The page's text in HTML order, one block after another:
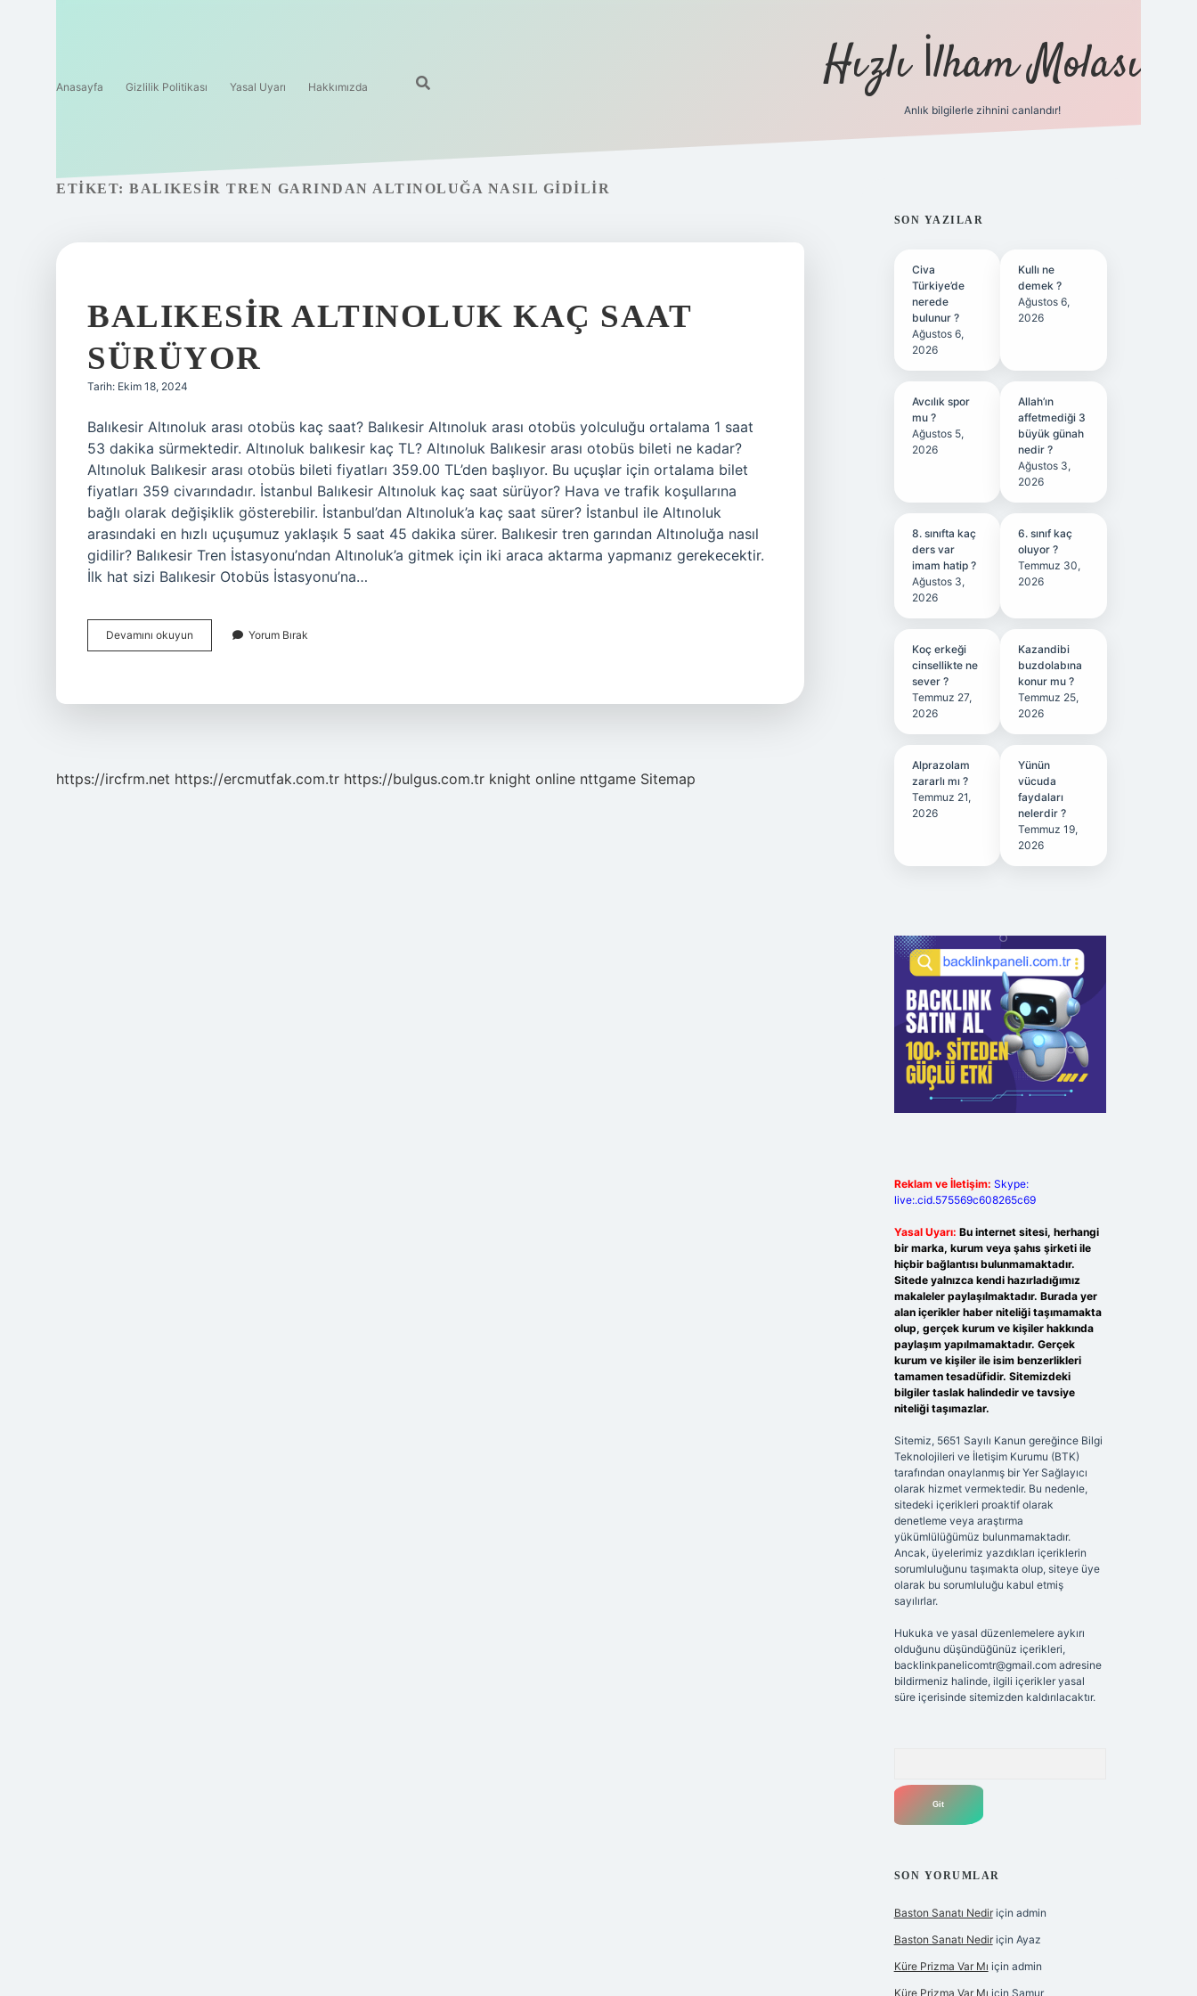
Anasayfa Gizlilik Politikası Yasal Uyarı Hakkımızda Hızlı İlham Molası
Anlık bilgilerle zihnini canlandır!
ETIKET: BALIKESIR TREN GARINDAN ALTINOLUĞA NASIL GIDILIR
BALIKESIR ALTINOLUK KAÇ SAAT
SÜRÜYOR
Tarih: Ekim 18, 2024
Balıkesir Altınoluk arası otobüs kaç saat? Balıkesir Altınoluk arası otobüs yolculuğu ortalama 1 saat
53 dakika sürmektedir. Altınoluk balıkesir kaç TL? Altınoluk Balıkesir arası otobüs bileti ne kadar?
Altınoluk Balıkesir arası otobüs bileti fiyatları 359.00 TL’den başlıyor. Bu uçuşlar için ortalama bilet
fiyatları 359 civarındadır. İstanbul Balıkesir Altınoluk kaç saat sürüyor? Hava ve trafik koşullarına
bağlı olarak değişiklik gösterebilir. İstanbul’dan Altınoluk’a kaç saat sürer? İstanbul ile Altınoluk
arasındaki en hızlı uçuşumuz yaklaşık 5 saat 45 dakika sürer. Balıkesir tren garından Altınoluğa nasıl
gidilir? Balıkesir Tren İstasyonu’ndan Altınoluk’a gitmek için iki araca aktarma yapmanız gerekecektir.
İlk hat sizi Balıkesir Otobüs İstasyonu’na…
Devamını okuyun Balıkesir
Altınoluk
Yorum Bırak
https://ircfrm.net https://ercmutfak.com.tr https://bulgus.com.tr knight online nttgame Sitemap
SIDEBAR
SON YAZILAR
Civa
Türkiye’de
nerede
bulunur ?
Ağustos 6,
2026
Kullı ne
demek ?
Ağustos 6,
2026
Avcılık spor
mu ?
Ağustos 5,
2026
Allah’ın
affetmediği 3
büyük günah
nedir ?
Ağustos 3,
2026
8. sınıfta kaç
ders var
imam hatip ?
Ağustos 3,
2026
6. sınıf kaç
oluyor ?
Temmuz 30,
2026
Koç erkeği
cinsellikte ne
sever ?
Temmuz 27,
2026
Kazandibi
buzdolabına
konur mu ?
Temmuz 25,
2026
Alprazolam
zararlı mı ?
Temmuz 21,
2026
Yünün
vücuda
faydaları
nelerdir ?
Temmuz 19,
2026
Reklam ve İletişim: Skype:
live:.cid.575569c608265c69
Yasal Uyarı: Bu internet sitesi, herhangi
bir marka, kurum veya şahıs şirketi ile
hiçbir bağlantısı bulunmamaktadır.
Sitede yalnızca kendi hazırladığımız
makaleler paylaşılmaktadır. Burada yer
alan içerikler haber niteliği taşımamakta
olup, gerçek kurum ve kişiler hakkında
paylaşım yapılmamaktadır. Gerçek
kurum ve kişiler ile isim benzerlikleri
tamamen tesadüfidir. Sitemizdeki
bilgiler taslak halindedir ve tavsiye
niteliği taşımazlar.
Sitemiz, 5651 Sayılı Kanun gereğince Bilgi
Teknolojileri ve İletişim Kurumu (BTK)
tarafından onaylanmış bir Yer Sağlayıcı
olarak hizmet vermektedir. Bu nedenle,
sitedeki içerikleri proaktif olarak
denetleme veya araştırma
yükümlülüğümüz bulunmamaktadır.
Ancak, üyelerimiz yazdıkları içeriklerin
sorumluluğunu taşımakta olup, siteye üye
olarak bu sorumluluğu kabul etmiş
sayılırlar.
Hukuka ve yasal düzenlemelere aykırı
olduğunu düşündüğünüz içerikleri,
backlinkpanelicomtr@gmail.comadresine
bildirmeniz halinde, ilgili içerikler yasal
süre içerisinde sitemizden kaldırılacaktır.
SON YORUMLAR
Baston Sanatı Nediriçin admin
Baston Sanatı Nediriçin Ayaz
Küre Prizma Var Mı için admin
Küre Prizma Var Mı için Samur